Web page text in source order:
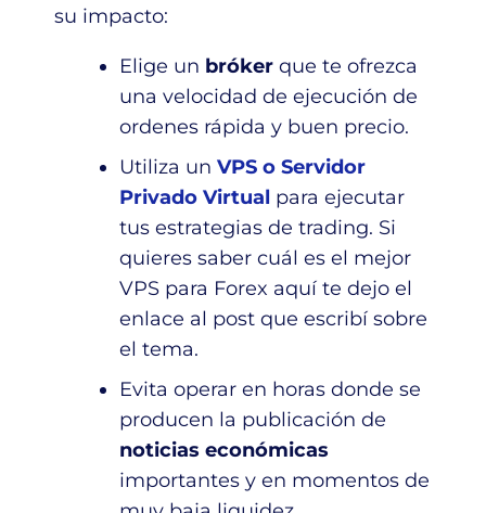
su impacto:
Elige un bróker que te ofrezca
una velocidad de ejecución de
ordenes rápida y buen precio.
Utiliza un VPS o Servidor
Privado Virtual para ejecutar
tus estrategias de trading. Si
quieres saber cuál es el mejor
VPS para Forex aquí te dejo el
enlace al post que escribí sobre
el tema.
Evita operar en horas donde se
producen la publicación de
noticias económicas
importantes y en momentos de